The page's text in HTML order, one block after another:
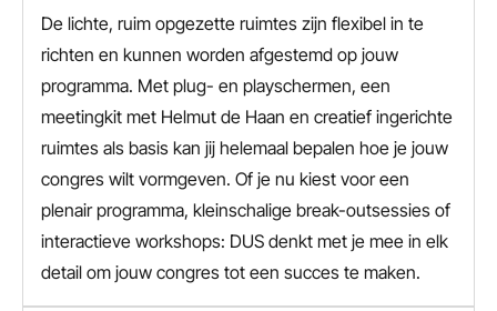
De lichte, ruim opgezette ruimtes zijn flexibel in te
richten en kunnen worden afgestemd op jouw
programma. Met plug- en playschermen, een
meetingkit met Helmut de Haan en creatief ingerichte
ruimtes als basis kan jij helemaal bepalen hoe je jouw
congres wilt vormgeven. Of je nu kiest voor een
plenair programma, kleinschalige break-outsessies of
interactieve workshops: DUS denkt met je mee in elk
detail om jouw congres tot een succes te maken.